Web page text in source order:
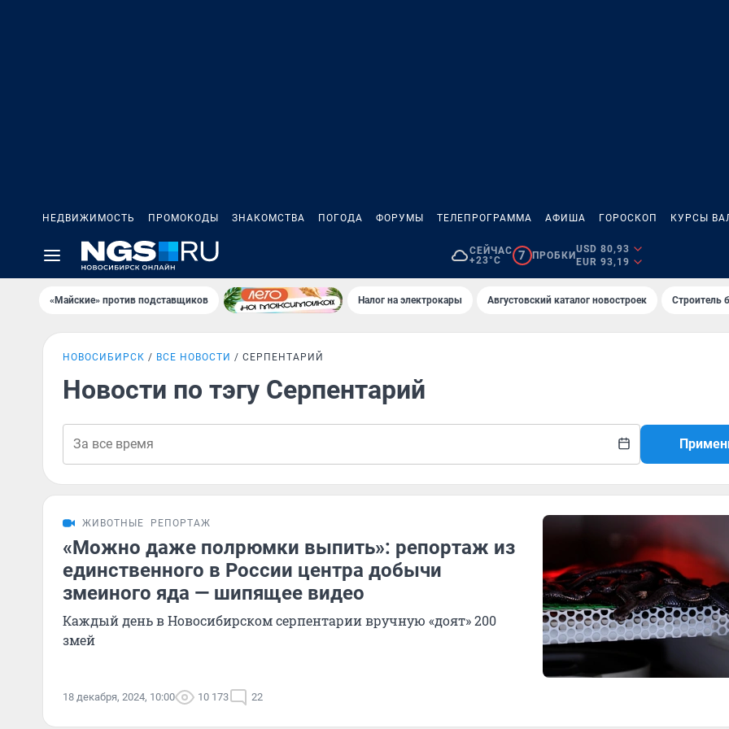
НЕДВИЖИМОСТЬ ПРОМОКОДЫ ЗНАКОМСТВА ПОГОДА ФОРУМЫ ТЕЛЕПРОГРАММА АФИША ГОРОСКОП КУРСЫ
СЕЙЧАС
+23°C
7 ПРОБКИ
USD 80,93
EUR 93,19
«Майские» против подставщиков Налог на электрокары Августовский каталог новостроек Строитель
НОВОСИБИРСК ВСЕ НОВОСТИ СЕРПЕНТАРИЙ
Новости по тэгу Серпентарий
ЖИВОТНЫЕ РЕПОРТАЖ
«Можно даже полрюмки выпить»: репортаж из
единственного в России центра добычи
змеиного яда — шипящее видео
Каждый день в Новосибирском серпентарии вручную «доят» 200
змей
18 декабря, 2024, 10:00 10 173 22